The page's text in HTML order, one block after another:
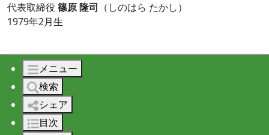
代表取締役 篠原 隆司 （しのはら たかし）
1979年2月生
© 2026 株式会社オルタ All rights reserved.
メニュー
検索
シェア
目次